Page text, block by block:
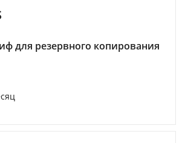
для резервного копирования